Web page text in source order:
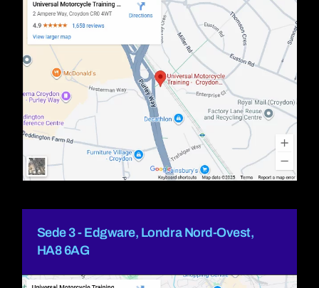
Sede 3 - Edgware, Londra Nord-Ovest,
HA8 6AG